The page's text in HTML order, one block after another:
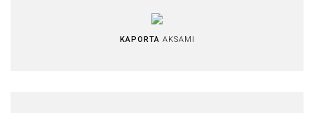
KAPORTA AKSAMI